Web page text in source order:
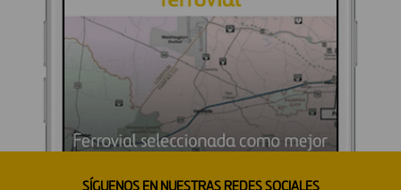
SÍGUENOS EN NUESTRAS REDES SOCIALES